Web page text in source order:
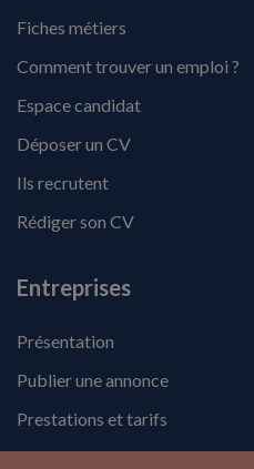
Fiches métiers
Comment trouver un emploi ?
Espace candidat
Déposer un CV
Ils recrutent
Rédiger son CV
Entreprises
Présentation
Publier une annonce
Prestations et tarifs